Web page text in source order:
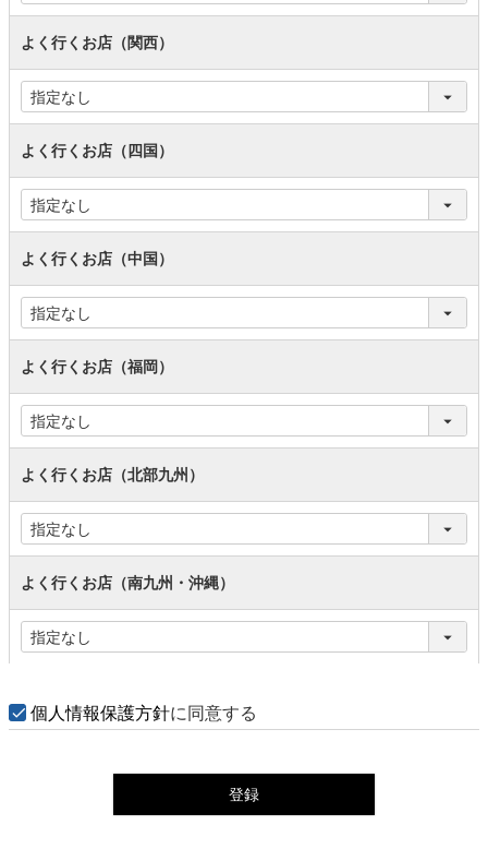
よく行くお店（関西）
よく行くお店（四国）
よく行くお店（中国）
よく行くお店（福岡）
よく行くお店（北部九州）
よく行くお店（南九州・沖縄）
個人情報保護方針に同意する
登録